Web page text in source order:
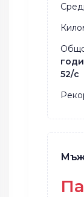
52/с